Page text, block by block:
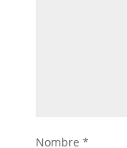
Nombre *